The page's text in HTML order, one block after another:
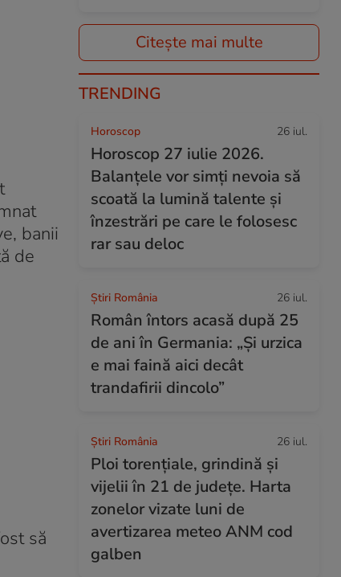
banii
de
să
Citește mai multe
TRENDING
Horoscop 26 iul.
Horoscop 27 iulie 2026.
Balanțele vor simți nevoia să
scoată la lumină talente și
înzestrări pe care le folosesc
rar sau deloc
Știri România 26 iul.
Român întors acasă după 25
de ani în Germania: „Și urzica
e mai faină aici decât
trandafirii dincolo”
Știri România 26 iul.
Ploi torențiale, grindină și
vijelii în 21 de județe. Harta
zonelor vizate luni de
avertizarea meteo ANM cod
galben